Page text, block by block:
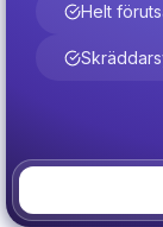
Helt